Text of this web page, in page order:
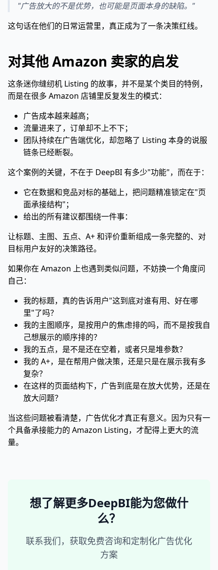
"广告放大的不是优势，也可能是页面本身的缺陷。"
这句话在他们的日常运营里，真正成为了一条决策红线。
对其他 Amazon 卖家的启发
这条迷你缝纫机 Listing 的故事，并不是某个类目的特例，
而是在很多 Amazon 店铺里反复发生的模式：
广告成本越来越高；
流量进来了，订单却不上不下；
团队持续在广告端优化，却忽略了 Listing 本身的说服
链条已经断裂。
这个案例的关键，不在于 DeepBI 有多少"功能"，而在于：
它在数据和竞品对标的基础上，把问题精准锁定在"页
面承接结构"；
给出的所有建议都围绕一件事：
让标题、主图、五点、A+ 和评价重新组成一条完整的、对
目标用户友好的决策路径。
如果你在 Amazon 上也遇到类似问题，不妨换一个角度问
自己：
我的标题，真的告诉用户"这到底对谁有用、好在哪
里"了吗？
我的主图顺序，是按用户的焦虑排的吗，而不是按我自
己想展示的顺序排的？
我的五点，是不是还在空着，或者只是堆参数？
我的 A+，是在帮用户做决策，还是只是在展示我有多
复杂？
在这样的页面结构下，广告到底是在放大优势，还是在
放大问题？
当这些问题被看清楚，广告优化才真正有意义。因为只有一
个具备承接能力的 Amazon Listing，才配得上更大的流
量。
想了解更多DeepBI能为您做什
么？
联系我们，获取免费咨询和定制化广告优化
方案